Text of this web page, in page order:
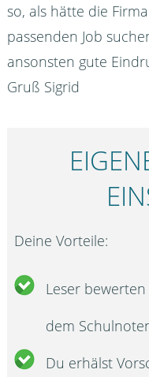
so, als hätte die
passenden Job
ansonsten gute
Gruß Sigrid
Deine Vorteile:
Leser
dem
Du erhälst